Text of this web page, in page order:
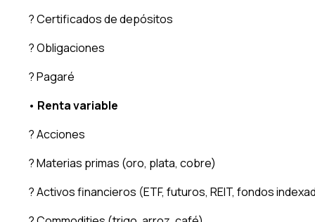
? Certificados de depósitos
? Obligaciones
? Pagaré
• Renta variable
? Acciones
? Materias primas (oro, plata, cobre)
? Activos financieros (ETF, futuros, REIT, fondos